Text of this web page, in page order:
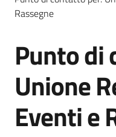
Amministrazione
Novità
Servizi
Vivere
Argelato
Rassegne
Salta al contenuto
Punto di
Unione
Eventi e